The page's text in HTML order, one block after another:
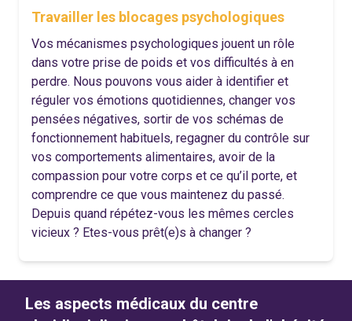
Travailler les blocages psychologiques
Vos mécanismes psychologiques jouent un rôle
dans votre prise de poids et vos difficultés à en
perdre. Nous pouvons vous aider à identifier et
réguler vos émotions quotidiennes, changer vos
pensées négatives, sortir de vos schémas de
fonctionnement habituels, regagner du contrôle sur
vos comportements alimentaires, avoir de la
compassion pour votre corps et ce qu’il porte, et
comprendre ce que vous maintenez du passé.
Depuis quand répétez-vous les mêmes cercles
vicieux ? Etes-vous prêt(e)s à changer ?
Les aspects médicaux du centre